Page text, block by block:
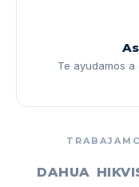
Te ayudamos
DAHUA